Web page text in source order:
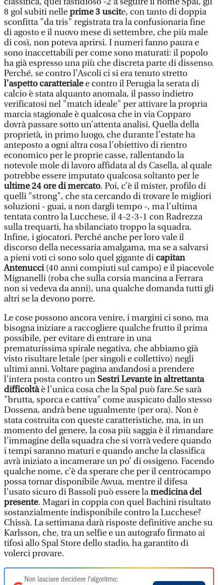
8 gol subiti nelleprime 3 uscite, con tanto di doppia
sconfitta "da tris" registrata tra la confusionaria fine
di agosto e il nuovo mese di settembre, che più male
di così, non poteva aprirsi. I numeri fanno paura e
sono inaccettabili per come sono maturati: il popolo
ha già espresso una più che discreta parte di dissenso.
Perché, se contro l’Ascoli ci si era tenuto stretto
l’aspetto caratterialee contro il Perugia la serata di
calcio è stata alquanto anomala, il passo indietro
verificatosi nel "match ideale" per attivare la propria
marcia stagionale è qualcosa che in via Copparo
dovrà passare sotto un’attenta analisi. Quella della
proprietà, in primo luogo, che durante l’estate ha
anteposto a ogni altra cosa l’obiettivo di rientro
economico per le proprie casse, rallentando la
notevole mole di lavoro affidata al ds Casella, al quale
potrebbe essere imputato qualcosa soltanto per le
ultime 24 ore di mercato. Poi, c’è il mister, profilo di
quelli "strong", che sta cercando di trovare le migliori
soluzioni - guai, a non dargli tempo -, ma l’ultima
tentata contro la Lucchese, il 4-2-3-1 con Radrezza
sulla trequarti, ha sbilanciato troppo la squadra.
Infine, i giocatori. Perché anche per loro vale il
discorso della necessaria amalgama, ma se a salvarsi
a pieni voti ci sono solo quel gigante di capitan
Antenucci(40 anni compiuti sul campo) e il piacevole
Mignanelli (roba che sulla corsia mancina a Ferrara
non si vedeva da anni), una qualche domanda tutti gli
altri se la devono porre.
Le cose possono ancora venire, i margini ci sono, ma
bisogna iniziare a raccogliere qualche frutto il prima
possibile, per evitare di entrare in una
prematurissima spirale negativa, che abbiamo già
visto risultare letale (per singoli e collettivo) negli
ultimi anni. Voltare pagina andandosi a prendere
l’intera posta contro un Sestri Levante in altrettanta
difficoltàè l’unica cosa che la Spal può fare.Se sarà
"brutta, sporca e cattiva" come auspicato dallo stesso
Dossena, andrà bene ugualmente (per ora). Non è
stata costruita con queste caratteristiche, ma, in un
momento del genere, la cosa più saggia è il rimandare
l’immagine della squadra che si vorrà vedere quando
i tempi saranno maturi e quando anche la classifica
avrà iniziato a incamerare un po’ di ossigeno. Facendo
qualche nome, c’è da sperare che per il centrocampo
possa tornar disponibile Awua, mentre il difesa
l’usato sicuro di Bassoli può essere lamedicina del
presente. Magari in coppia con quel Bachini risultato
sostanzialmente indisponibile contro la Lucchese?
Chissà. La settimana darà risposte definitive anche su
Karlsson, che, tra un selfie e un autografo firmato ai
tifosi allo Spal Store dello stadio, ha garantito di
volerci provare.
Non lasciare decidere l'algoritmo: